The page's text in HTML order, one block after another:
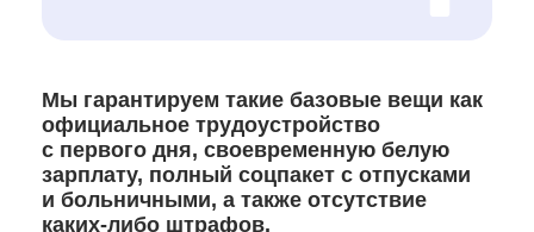
Мы гарантируем такие базовые вещи как
официальное трудоустройство
с первого дня, своевременную белую
зарплату, полный соцпакет с отпусками
и больничными, а также отсутствие
каких-либо штрафов.